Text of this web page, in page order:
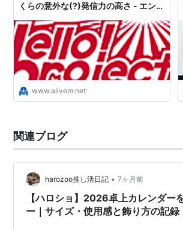
その他、不定期にスーパーマーケット
されることがある。
関連キーワード
モール店
えがお通販
グッディクラブ
リスト：リスト::ハロプロ関連キーワ
くらの意外な(?)発信力の高さ - エンタ
www.alivem.net
関連ブログ
harozoo推し活日記 • 7ヶ月前
【ハロショ】2026卓上カレンダー
ー｜サイズ・使用感と飾り方の記録